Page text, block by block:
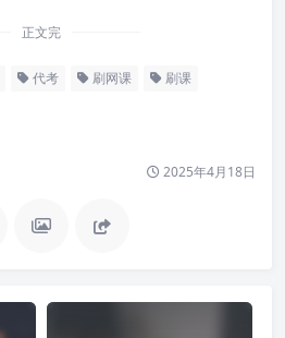
正文完
代考 刷网课 刷课
2025年4月18日